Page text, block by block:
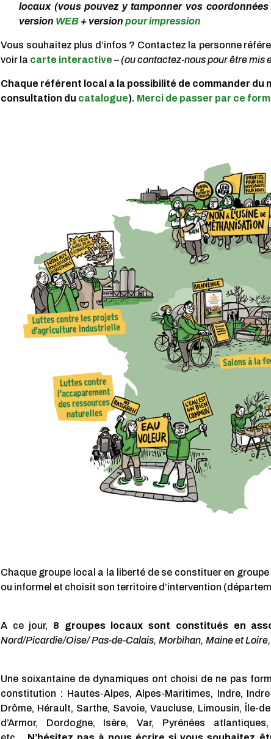
locaux (vous pouvez y tamponner vos
version WEB + version pour impression
Vous souhaitez plus d’infos ? Contactez la personne
voir la carte interactive – (ou contactez-nous pour être mis
Chaque référent local a la possibilité de commander du
consultation du catalogue). Merci de passer par ce
Chaque groupe local a la liberté de se constituer en
ou informel et choisit son territoire d’intervention
A ce jour, 8 groupes locaux sont constitués en
Nord/Picardie/Oise/ Pas-de-Calais, Morbihan, Maine et
Une soixantaine de dynamiques ont choisi de ne pas
constitution : Hautes-Alpes, Alpes-Maritimes, Indre,
Drôme, Hérault, Sarthe, Savoie, Vaucluse, Limousin, Île-
d’Armor, Dordogne, Isère, Var, Pyrénées